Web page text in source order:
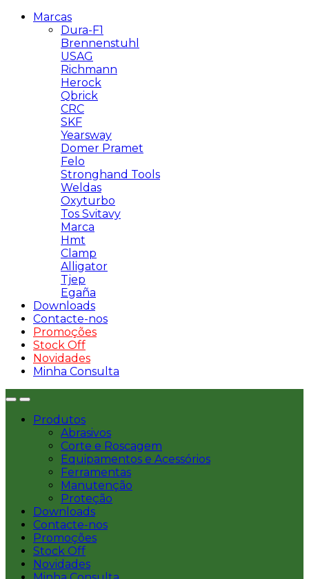
Marcas
Dura-F1
Brennenstuhl
USAG
Richmann
Herock
Qbrick
CRC
SKF
Yearsway
Domer Pramet
Felo
Stronghand Tools
Weldas
Oxyturbo
Tos Svitavy
Marca
Hmt
Clamp
Alligator
Tjep
Egaña
Downloads
Contacte-nos
Promoções
Stock Off
Novidades
Minha Consulta
Produtos
Abrasivos
Corte e Roscagem
Equipamentos e Acessórios
Ferramentas
Manutenção
Proteção
Downloads
Contacte-nos
Promoções
Stock Off
Novidades